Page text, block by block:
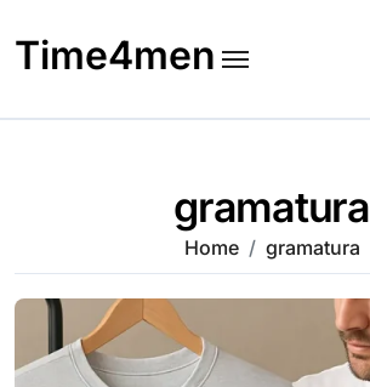
to
content
Time4men
gramatura
Home gramatura